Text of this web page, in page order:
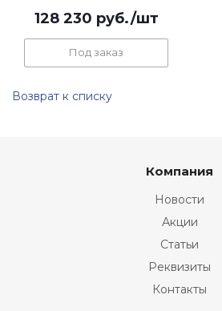
128 230 руб./шт
Под заказ
Возврат к списку
Компания
Новости
Акции
Статьи
Реквизиты
Контакты